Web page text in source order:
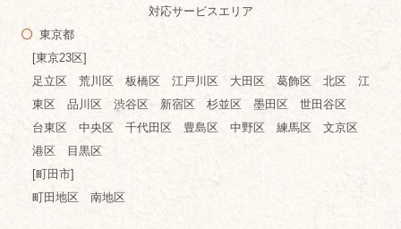
対応サービスエリア
東京都
[東京23区]
足立区 荒川区 板橋区 江戸川区 大田区 葛飾区 北区 江
東区 品川区 渋谷区 新宿区 杉並区 墨田区 世田谷区
台東区 中央区 千代田区 豊島区 中野区 練馬区 文京区
港区 目黒区
[町田市]
町田地区 南地区